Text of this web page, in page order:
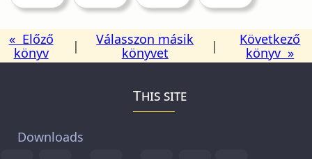
« Előző
könyv
|
Válasszon másik
könyvet
|
Következő
könyv »
This site
Downloads